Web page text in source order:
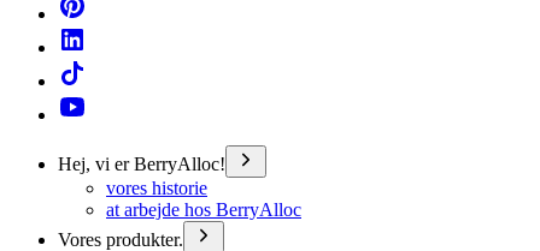
Hej, vi er BerryAlloc!
vores historie
at arbejde hos BerryAlloc
Vores produkter.